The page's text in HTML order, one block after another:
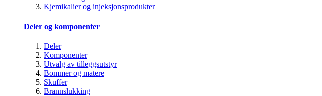
Kjemikalier og injeksjonsprodukter
Deler og komponenter
Deler
Komponenter
Utvalg av tilleggsutstyr
Bommer og matere
Skuffer
Brannslukking